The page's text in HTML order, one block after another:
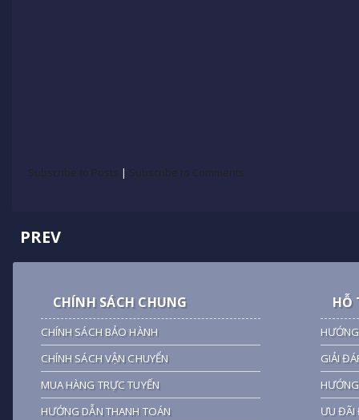
Subscribe to Posts | Subscribe to Comments
PREV
CHÍNH SÁCH CHUNG
CHÍNH SÁCH BẢO HÀNH
CHÍNH SÁCH VẬN CHUYỂN
MUA HÀNG TRỰC TUYẾN
HƯỚNG DẪN THANH TOÁN
HỖ
GIẢI
ƯU ĐÃI